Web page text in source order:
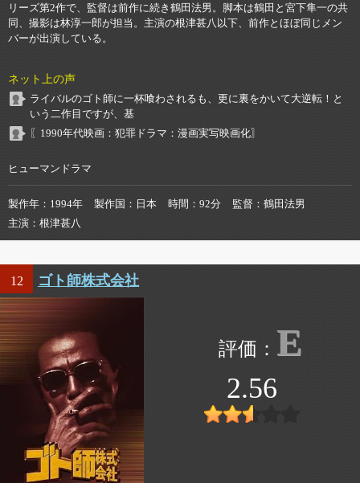
リーズ第2作で、監督は前作に続き鶴田法男。脚本は鶴田と宮下隼一の共
同、撮影は林淳一郎が担当。主演の根津甚八以下、前作とほぼ同じメン
バーが出演している。
ネット上の声
ライバルのゴト師に一杯喰わされるも、更に裏をかいて大逆転！と
いう二作目ですが、基
〖1990年代映画：犯罪ドラマ：漫画実写映画化〗
ヒューマンドラマ
製作年 1994年 製作国 日本 時間 92分 監督
鶴田法男
主演
根津甚八
12 ゴト師株式会社
E
2.56